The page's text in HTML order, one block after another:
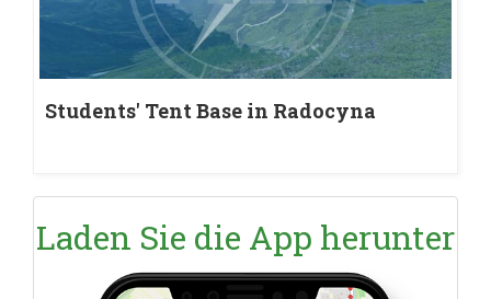
Students' Tent Base in Radocyna
Laden Sie die App herunter